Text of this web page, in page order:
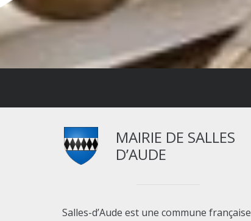
MAIRIE DE SALLES
D’AUDE
Salles-d’Aude est une commune française